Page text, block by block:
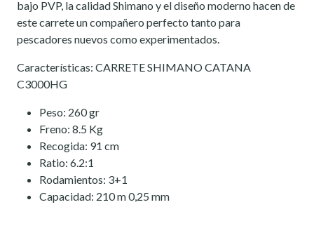
bajo PVP, la calidad Shimano y el diseño moderno hacen de
este carrete un compañero perfecto tanto para
pescadores nuevos como experimentados.
Características: CARRETE SHIMANO CATANA
C3000HG
Peso: 260 gr
Freno: 8.5 Kg
Recogida: 91 cm
Ratio: 6.2:1
Rodamientos: 3+1
Capacidad: 210 m 0,25 mm